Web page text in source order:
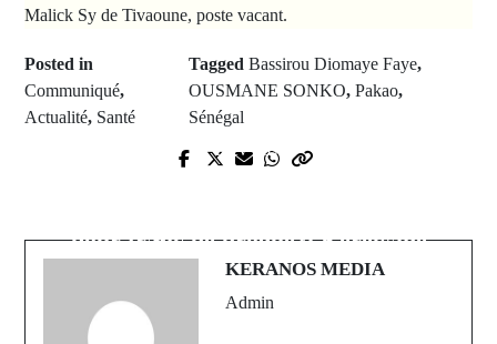
Malick Sy de Tivaoune, poste vacant.
Posted in
Communiqué,
Actualité, Santé
TaggedBassirou Diomaye Faye,
OUSMANE SONKO,Pakao,
Sénégal
Prev Post
l'épreuve des faits
pour trafic de drogue à Kéréwane
KERANOS MEDIA
Admin